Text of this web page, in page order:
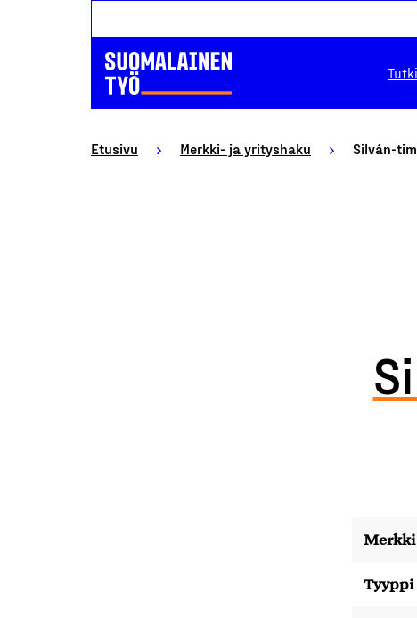
Etusivu Merkki- ja yrityshaku Silván-
Merkki
Tyyppi